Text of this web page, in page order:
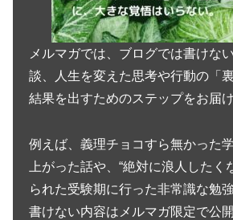
メルマガでは、ブログでは書けな
談、人生を変えた思考や行動の「
結果を出すためのステップをお届
例えば、義理チョコすら無かった
上がった話や、“絶対に浪人したく
られた受験期に行った非常識な勉
書けない内容はメルマガ限定で公